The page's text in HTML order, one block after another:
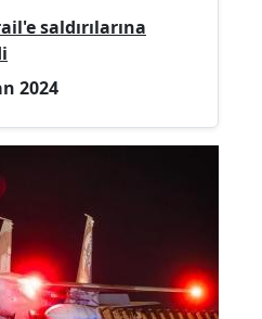
saldırılarına
2024